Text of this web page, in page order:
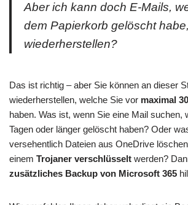
Aber ich kann doch E-Mails,
dem Papierkorb gelöscht
wiederherstellen?
Das ist richtig – aber Sie können an dieser
wiederherstellen, welche Sie vor maximal
haben. Was ist, wenn Sie eine Mail suchen,
Tagen oder länger gelöscht haben? Oder
versehentlich Dateien aus OneDrive
einem Trojaner verschlüsselt werden?
zusätzliches Backup von Microsoft 365